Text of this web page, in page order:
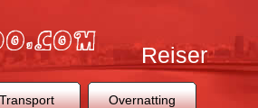
Reiser
Overnatting